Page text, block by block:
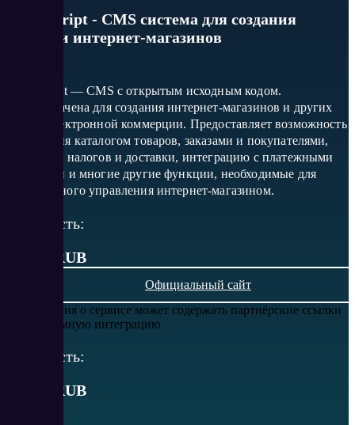
Shop-Script - CMS система для создания
сайтов и интернет-магазинов
Shop-Script — CMS с открытым исходным кодом.
Предназначена для создания интернет-магазинов и других
сайтов электронной коммерции. Предоставляет возможность
управления каталогом товаров, заказами и покупателями,
настройку налогов и доставки, интеграцию с платежными
системами и многие другие функции, необходимые для
эффективного управления интернет-магазином.
Стоимость:
от 399 RUB
Официальный сайт
Информация о сервисе может содержать партнёрские ссылки
или рекламную интеграцию
Стоимость:
RUB